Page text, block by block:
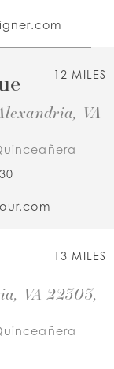
12 MILES
VA
13 MILES
VA 22303,